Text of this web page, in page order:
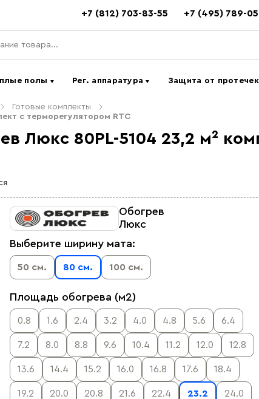
+7 (812) 703-83-55 +7 (495) 789-
полы ▼ Рег. аппаратура▼ Защита от
Готовые комплекты
с терморегулятором RTC
Люкс 80PL-5104 23,2 м²
Обогрев
Люкс
Выберите ширину мата:
50 см. 80 см. 100 см.
Площадь обогрева (м2)
0.8 1.6 2.4 3.2 4.0 4.8 5.6 6.4
7.2 8.0 8.8 9.6 10.4 11.2 12.0 12.8
13.6 14.4 15.2 16.0 16.8 17.6 18.4
19.2 20.0 20.8 21.6 22.4 23.2 24.0